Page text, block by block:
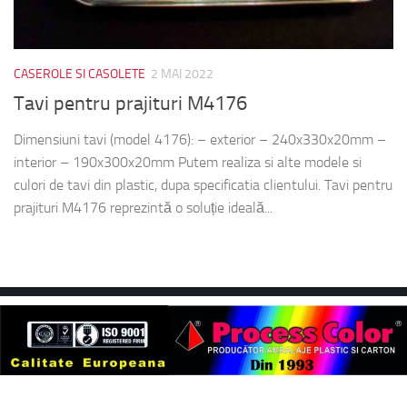
CASEROLE SI CASOLETE 2 MAI 2022
Tavi pentru prajituri M4176
Dimensiuni tavi (model 4176): – exterior – 240x330x20mm –
interior – 190x300x20mm Putem realiza si alte modele si
culori de tavi din plastic, dupa specificatia clientului. Tavi pentru
prajituri M4176 reprezintă o soluție ideală...